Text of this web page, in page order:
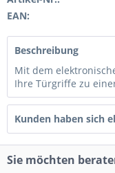
EAN:
Beschreibung
Mit dem
Ihre Türgriffe zu
Kunden haben sich
Sie möchten